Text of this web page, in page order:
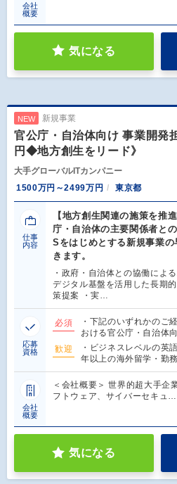
会社
概要
気になる
NEW 新規事業
官公庁・自治体向け 事業開発
円◆地方創生をリード》
大手グローバルITカンパニー
1500万円～2499万円
東京都
仕事
内容
【地方創生関連の施策を推
庁・自治体の主要関係者と
Sをはじめとする新規事業
きます。
・政府・自治体との協働によ
デジタル基盤を活用した長期
策提案 ・実…
応募
資格
必須
・下記のいずれかの
おける官公庁・自治体
歓迎
・ビジネスレベルの英
年以上の海外留学・勤
会社
概要
＜会社概要＞ 世界的超大手企
フトウェア、サイバーセキュ…
気になる